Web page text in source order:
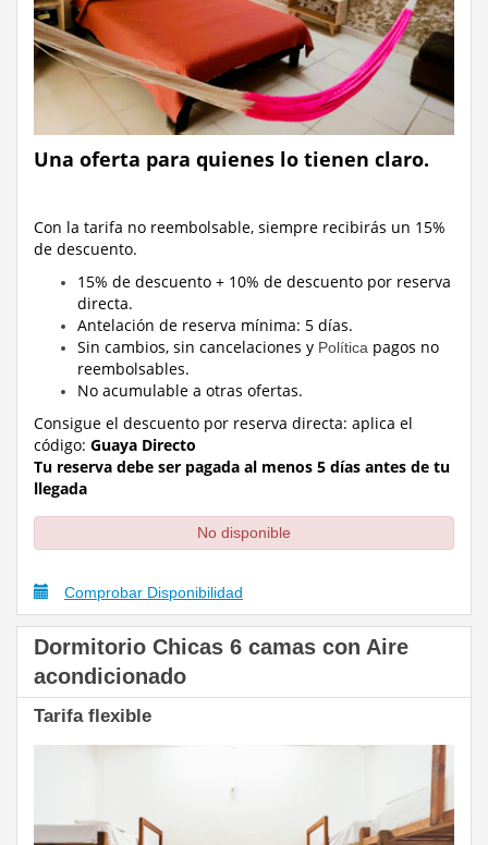
Una oferta para quienes lo tienen claro.
Con la tarifa no reembolsable, siempre recibirás un 15%
de descuento.
15% de descuento + 10% de descuento por reserva
directa.
Antelación de reserva mínima: 5 días.
Sin cambios, sin cancelaciones y Política pagos no
reembolsables.
No acumulable a otras ofertas.
Consigue el descuento por reserva directa: aplica el
código: Guaya Directo
Tu reserva debe ser pagada al menos 5 días antes de tu
llegada
No disponible
Comprobar Disponibilidad
Dormitorio Chicas 6 camas con Aire
acondicionado
Tarifa flexible